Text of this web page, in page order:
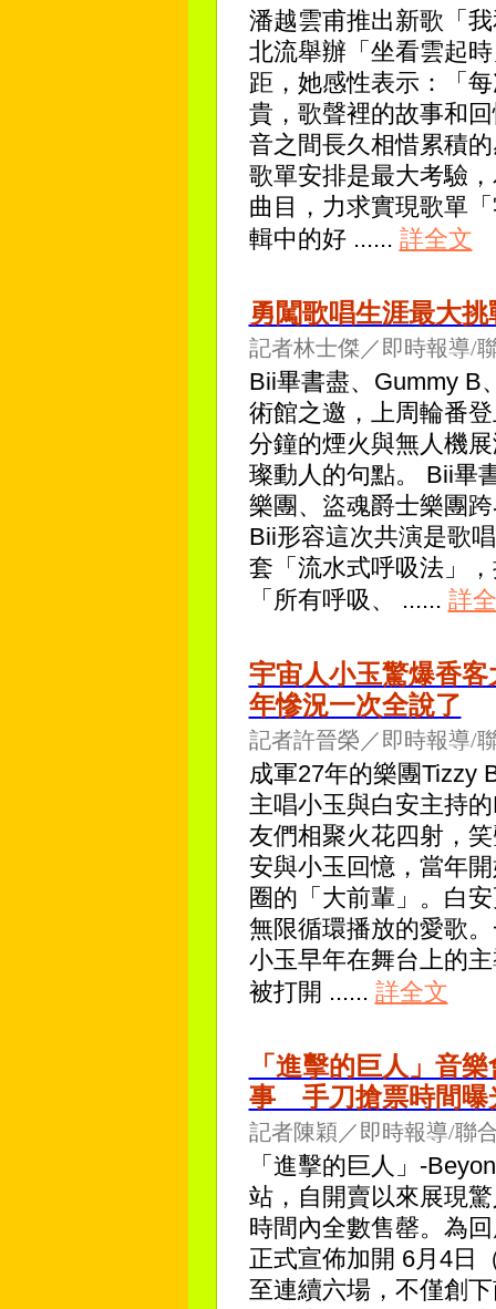
潘越雲甫推出新歌「
北流舉辦「坐看雲起
距，她感性表示：「
貴，歌聲裡的故事和
音之間長久相惜累積
歌單安排是最大考驗
曲目，力求實現歌單
輯中的好 ...... 詳全文
勇闖歌唱生涯最大
記者林士傑／即時報導/
Bii畢書盡、Gummy B
術館之邀，上周輪番
分鐘的煙火與無人機
璨動人的句點。 Bii畢
樂團、盜魂爵士樂團
Bii形容這次共演是歌
套「流水式呼吸法」
「所有呼吸、 ...... 詳
宇宙人小玉驚爆香
年慘況一次全說了
記者許晉榮／即時報導/
成軍27年的樂團Tizzy
主唱小玉與白安主持
友們相聚火花四射，
安與小玉回憶，當年
圈的「大前輩」。白
無限循環播放的愛歌
小玉早年在舞台上的
被打開 ...... 詳全文
「進擊的巨人」音
事 手刀搶票時間曝
記者陳穎／即時報導/聯
「進擊的巨人」-
站，自開賣以來展現
時間內全數售罄。為
正式宣佈加開 6月4日
至連續六場，不僅創